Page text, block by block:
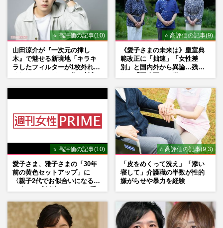
⭐ 高評価の記事(10)
山田涼介が『一次元の挿し
木』で魅せる新境地「キラキ
ラしたフィルターが1枚外れて
⭐ 高評価の記事(9)
《愛子さまの未来は》皇室典
範改正に「拙速」「女性差
別」と国内外から異論…残さ
⭐ 高評価の記事(10)
愛子さま、雅子さまの「30年
前の黄色セットアップ」に
〈親子2代でお似合いになる〉
⭐ 高評価の記事(9.3)
「皮をめくって洗え」「添い
寝して」介護職の半数が性的
嫌がらせや暴力を経験